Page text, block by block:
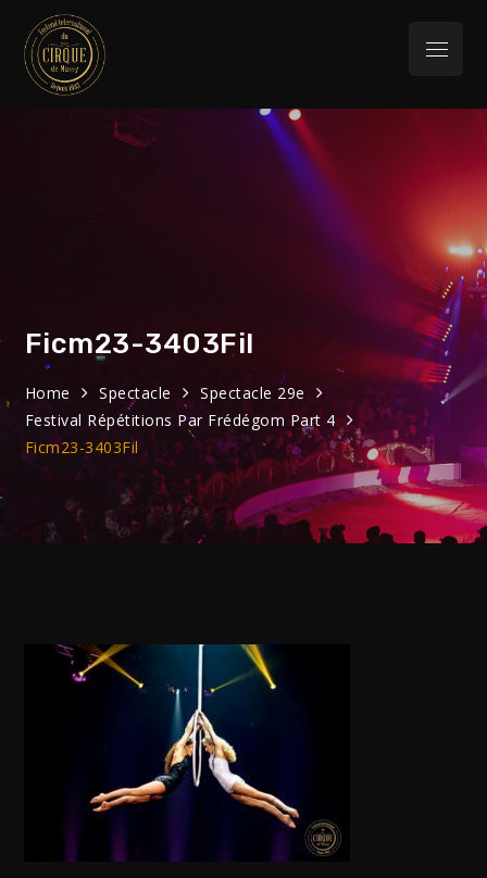
content
International du
Cirque de Massy
Menu
Ficm23-3403Fil
Home Spectacle
Spectacle 29e
Festival Répétitions Par Frédégom Part 4
Ficm23-3403Fil